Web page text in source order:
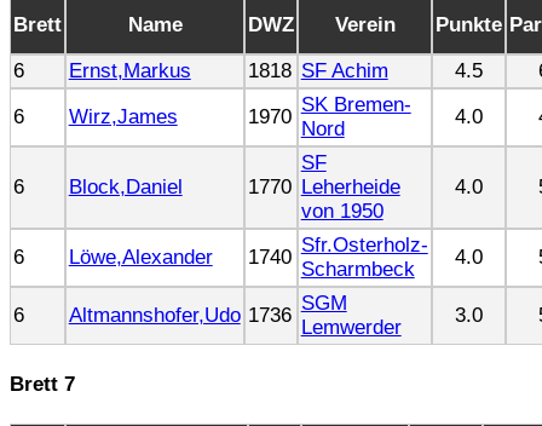
Brett Name DWZ Verein Punkte
6
Ernst,Markus 1818 SF Achim 4.5
6
Wirz,James 1970
SK Bremen-
Nord
4.0
6 Block,Daniel 1770
SF
Leherheide
von 1950
4.0
6 Löwe,Alexander 1740
Sfr.Osterholz-
Scharmbeck
4.0
6 Altmannshofer,Udo 1736
SGM
Lemwerder
3.0
Brett 7